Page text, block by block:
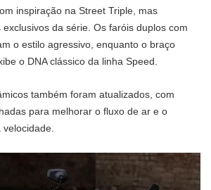
inspiração na Street Triple, mas
da série. Os faróis duplos com
o estilo agressivo, enquanto o braço
o DNA clássico da linha Speed.
também foram atualizados, com
para melhorar o fluxo de ar e o